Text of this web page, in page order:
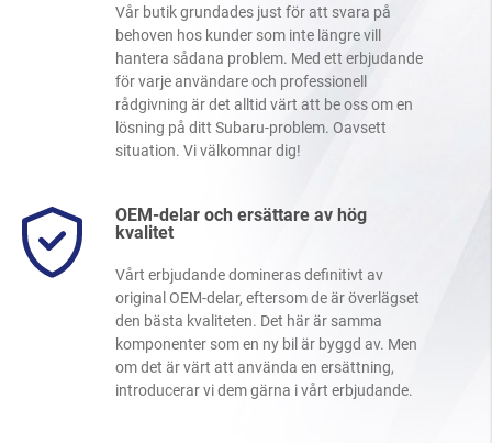
Vår butik grundades just för att svara på
behoven hos kunder som inte längre vill
hantera sådana problem. Med ett erbjudande
för varje användare och professionell
rådgivning är det alltid värt att be oss om en
lösning på ditt Subaru-problem. Oavsett
situation. Vi välkomnar dig!
OEM-delar och ersättare av hög
kvalitet
Vårt erbjudande domineras definitivt av
original OEM-delar, eftersom de är överlägset
den bästa kvaliteten. Det här är samma
komponenter som en ny bil är byggd av. Men
om det är värt att använda en ersättning,
introducerar vi dem gärna i vårt erbjudande.